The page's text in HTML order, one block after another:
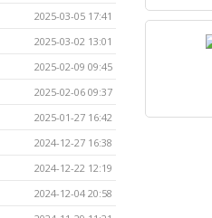
2025-03-05 17:41
2025-03-02 13:01
2025-02-09 09:45
2025-02-06 09:37
2025-01-27 16:42
2024-12-27 16:38
2024-12-22 12:19
2024-12-04 20:58